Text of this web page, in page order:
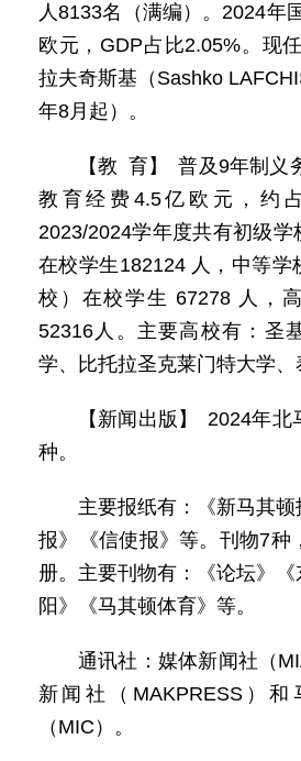
人8133名（满编）。2024年
欧元，GDP占比2.05%。现
拉夫奇斯基（Sashko
年8月起）。
【教 育】 普及9年制义
教育经费4.5亿欧元，约
2023/2024学年度共有初级学
在校学生182124 人，中等学
校）在校学生 67278 人，
52316人。主要高校有：圣
学、比托拉圣克莱门特大学、
【新闻出版】 2024年
种。
主要报纸有：《新马其
报》《信使报》等。刊物7种
册。主要刊物有：《论坛》
阳》《马其顿体育》等。
通讯社：媒体新闻社（
新闻社（MAKPRESS）
（MIC）。